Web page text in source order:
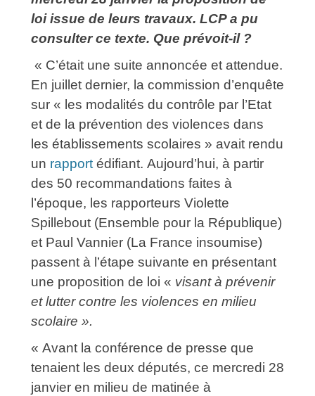
loi issue de leurs travaux. LCP a pu
consulter ce texte. Que prévoit-il ?
« C’était une suite annoncée et attendue.
En juillet dernier, la commission d’enquête
sur « les modalités du contrôle par l’Etat
et de la prévention des violences dans
les établissements scolaires » avait rendu
un rapport édifiant. Aujourd’hui, à partir
des 50 recommandations faites à
l’époque, les rapporteurs Violette
Spillebout (Ensemble pour la République)
et Paul Vannier (La France insoumise)
passent à l’étape suivante en présentant
une proposition de loi « visant à prévenir
et lutter contre les violences en milieu
scolaire ».
« Avant la conférence de presse que
tenaient les deux députés, ce mercredi 28
janvier en milieu de matinée à